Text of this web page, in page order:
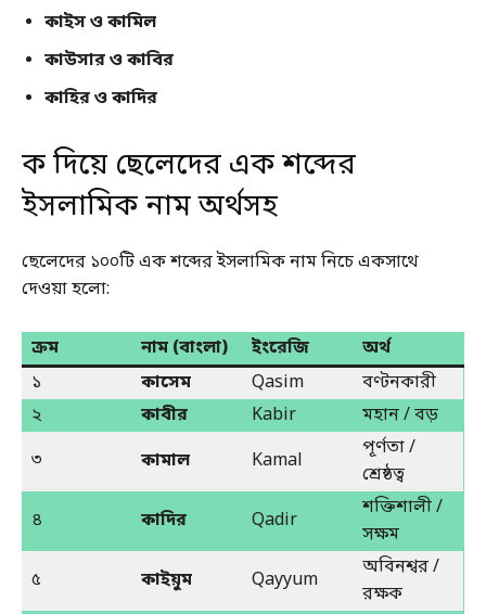
কাইস ও কামিল
কাউসার ও কাবির
কাহির ও কাদির
ক দিয়ে ছেলেদের এক শব্দের
ইসলামিক নাম অর্থসহ
ছেলেদের ১০০টি এক শব্দের ইসলামিক নাম নিচে একসাথে
দেওয়া হলো:
ক্রম নাম (বাংলা) ইংরেজি
অর্থ
১
কাসেম Qasim
বণ্টনকারী
২
কাবীর Kabir
মহান / বড়
৩
কামাল Kamal
পূর্ণতা /
শ্রেষ্ঠত্ব
৪
কাদির Qadir
শক্তিশালী /
সক্ষম
৫
কাইয়ুম Qayyum
অবিনশ্বর /
রক্ষক